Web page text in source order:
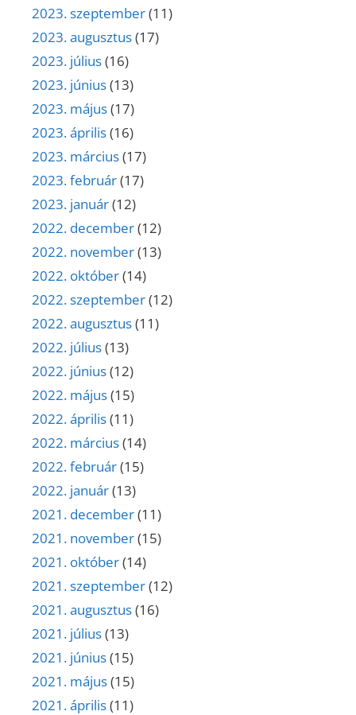
2023. szeptember(11)
2023. augusztus(17)
2023. július(16)
2023. június(13)
2023. május(17)
2023. április(16)
2023. március(17)
2023. február(17)
2023. január(12)
2022. december(12)
2022. november(13)
2022. október(14)
2022. szeptember(12)
2022. augusztus(11)
2022. július(13)
2022. június(12)
2022. május(15)
2022. április(11)
2022. március(14)
2022. február(15)
2022. január(13)
2021. december(11)
2021. november(15)
2021. október(14)
2021. szeptember(12)
2021. augusztus(16)
2021. július(13)
2021. június(15)
2021. május(15)
2021. április(11)